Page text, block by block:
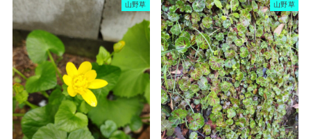
山野草 山野草